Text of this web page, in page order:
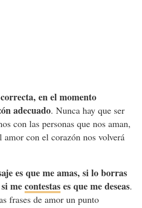
en el momento
adecuado. Nunca hay que ser
con las personas que nos aman,
amor con el corazón nos volverá
es que me amas, si lo borras
mecontestases que me deseas.
frases de amor un punto